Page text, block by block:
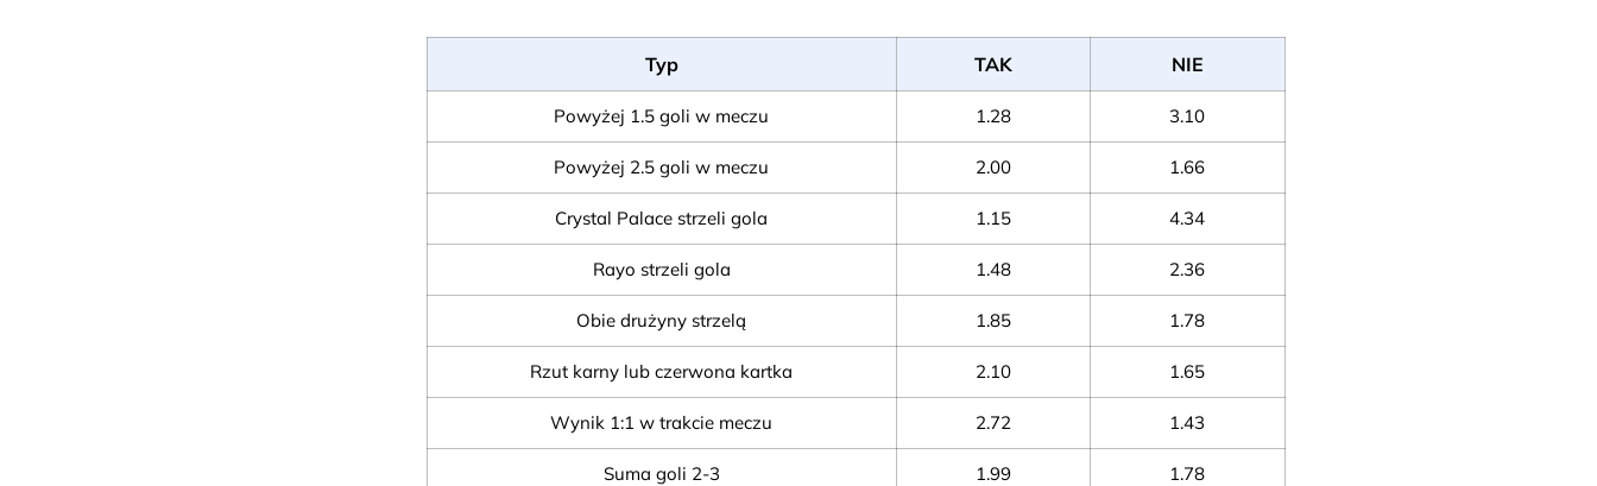
Typ TAK NIE
Powyżej 1.5 goli w meczu 1.28 3.10
Powyżej 2.5 goli w meczu 2.00 1.66
Crystal Palace strzeli gola 1.15 4.34
Rayo strzeli gola 1.48 2.36
Obie drużyny strzelą 1.85 1.78
Rzut karny lub czerwona kartka 2.10 1.65
Wynik 1:1 w trakcie meczu 2.72 1.43
Suma goli 2-3 1.99 1.78